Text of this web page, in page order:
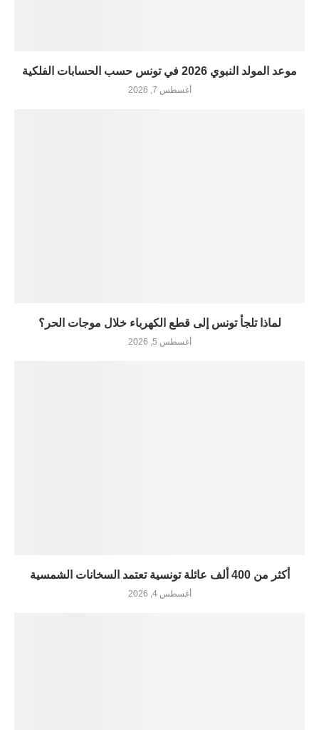
موعد المولد النبوي 2026 في تونس حسب الحسابات الفلكية
أغسطس 7, 2026
لماذا تلجأ تونس إلى قطع الكهرباء خلال موجات الحر؟
أغسطس 5, 2026
أكثر من 400 ألف عائلة تونسية تعتمد السخانات الشمسية
أغسطس 4, 2026